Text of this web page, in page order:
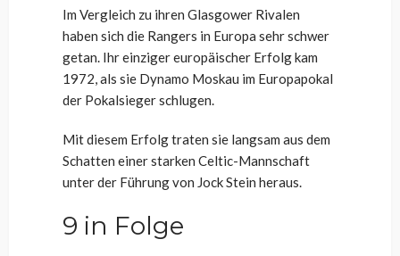
Im Vergleich zu ihren Glasgower Rivalen
haben sich die Rangers in Europa sehr schwer
getan. Ihr einziger europäischer Erfolg kam
1972, als sie Dynamo Moskau im Europapokal
der Pokalsieger schlugen.
Mit diesem Erfolg traten sie langsam aus dem
Schatten einer starken Celtic-Mannschaft
unter der Führung von Jock Stein heraus.
9 in Folge